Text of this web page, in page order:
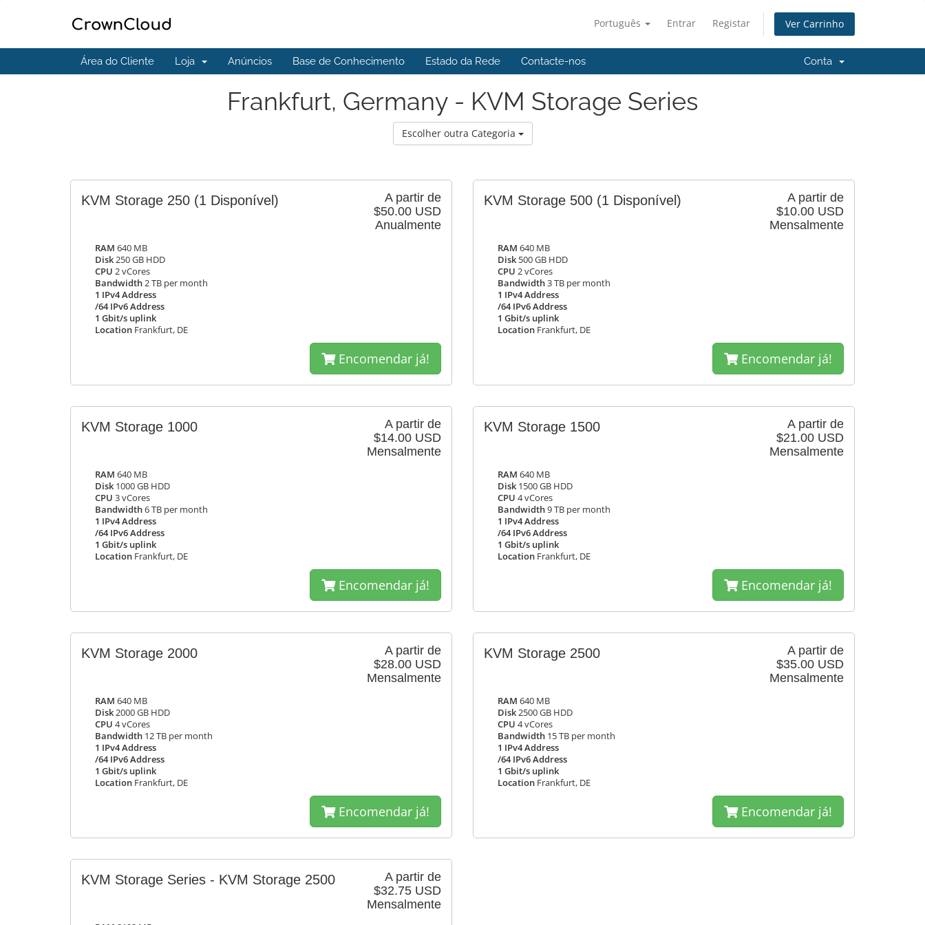
Português Entrar Registar Ver Carrinho
Área do Cliente Loja Anúncios Base de Conhecimento Estado da Rede Contacte-nos Conta
Frankfurt, Germany - KVM Storage Series
Escolher outra Categoria
A partir de
$50.00 USD
Anualmente
KVM Storage 250 (1 Disponível)
RAM 640 MB
Disk250 GB HDD
CPU 2 vCores
Bandwidth2 TB per month
1 IPv4 Address
/64 IPv6 Address
1 Gbit/s uplink
Location Frankfurt, DE
Encomendar já!
A partir de
$10.00 USD
Mensalmente
KVM Storage 500 (1 Disponível)
RAM 640 MB
Disk 500 GB HDD
CPU 2 vCores
Bandwidth3 TB per month
1 IPv4 Address
/64 IPv6 Address
1 Gbit/s uplink
Location Frankfurt, DE
Encomendar já!
A partir de
$14.00 USD
Mensalmente
KVM Storage 1000
RAM 640 MB
Disk 1000 GB HDD
CPU 3 vCores
Bandwidth6 TB per month
1 IPv4 Address
/64 IPv6 Address
1 Gbit/s uplink
Location Frankfurt, DE
Encomendar já!
A partir de
$21.00 USD
Mensalmente
KVM Storage 1500
RAM 640 MB
Disk 1500 GB HDD
CPU 4 vCores
Bandwidth9 TB per month
1 IPv4 Address
/64 IPv6 Address
1 Gbit/s uplink
Location Frankfurt, DE
Encomendar já!
A partir de
$28.00 USD
Mensalmente
KVM Storage 2000
RAM 640 MB
Disk2000 GB HDD
CPU 4 vCores
Bandwidth 12 TB per month
1 IPv4 Address
/64 IPv6 Address
1 Gbit/s uplink
Location Frankfurt, DE
Encomendar já!
A partir de
$35.00 USD
Mensalmente
KVM Storage 2500
RAM 640 MB
Disk2500 GB HDD
CPU 4 vCores
Bandwidth 15 TB per month
1 IPv4 Address
/64 IPv6 Address
1 Gbit/s uplink
Location Frankfurt, DE
Encomendar já!
A partir de
$32.75 USD
Mensalmente
KVM Storage Series - KVM Storage 2500